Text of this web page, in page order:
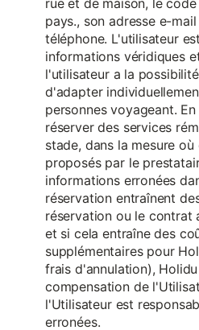
rue et de maison, le
pays., son adresse e-
téléphone. L'utilisateur
informations véridiques
l'utilisateur a la
d'adapter
personnes voyageant.
réserver des services
stade, dans la mesure
proposés par le
informations erronées
réservation entraînent
réservation ou le contrat
et si cela entraîne des
supplémentaires pour
frais d'annulation),
compensation de
l'Utilisateur est
erronées.